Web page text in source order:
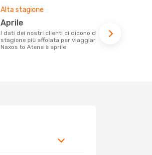
Alta stagione
aprile
I dati dei nostri clienti ci dicono che la
stagione più affolata per viaggiare da
Naxos to Atene è aprile